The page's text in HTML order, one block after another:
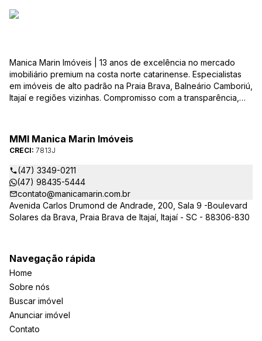
Manica Marin Imóveis | 13 anos de excelência no mercado
imobiliário premium na costa norte catarinense. Especialistas
em imóveis de alto padrão na Praia Brava, Balneário Camboriú,
Itajaí e regiões vizinhas. Compromisso com a transparência,
entende e valoriza seu investimento.
MMI Manica Marin Imóveis
CRECI: 7813J
(47) 3349-0211
(47) 98435-5444
contato@manicamarin.com.br
Avenida Carlos Drumond de Andrade, 200, Sala 9 -Boulevard
Solares da Brava, Praia Brava de Itajaí, Itajaí - SC - 88306-830
Navegação rápida
Home
Sobre nós
Buscar imóvel
Anunciar imóvel
Contato